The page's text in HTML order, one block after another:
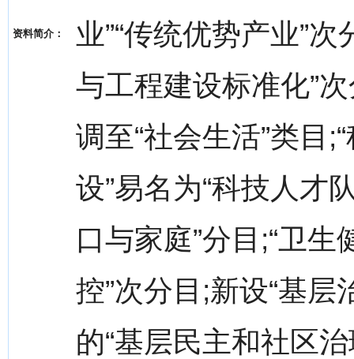
资料简介：
业”“传统优势产业”
与工程建设标准化”
调至“社会生活”类目
设”易名为“科技人才
口与家庭”分目;“卫生
控”次分目;新设“基层
的“基层民主和社区